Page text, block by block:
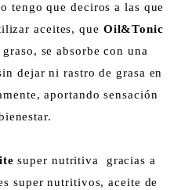
tengo que deciros a las que
aceites, que Oil&Tonic
graso, se absorbe con una
dejar ni rastro de grasa en
aportando sensación
super nutritiva gracias a
super nutritivos, aceite de